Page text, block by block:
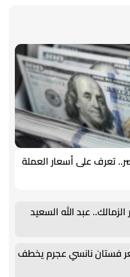
تعرف على أسعار العملة
عبد الله السعيد
جنيه.. سعر فستان نانسي عجرم يخطف